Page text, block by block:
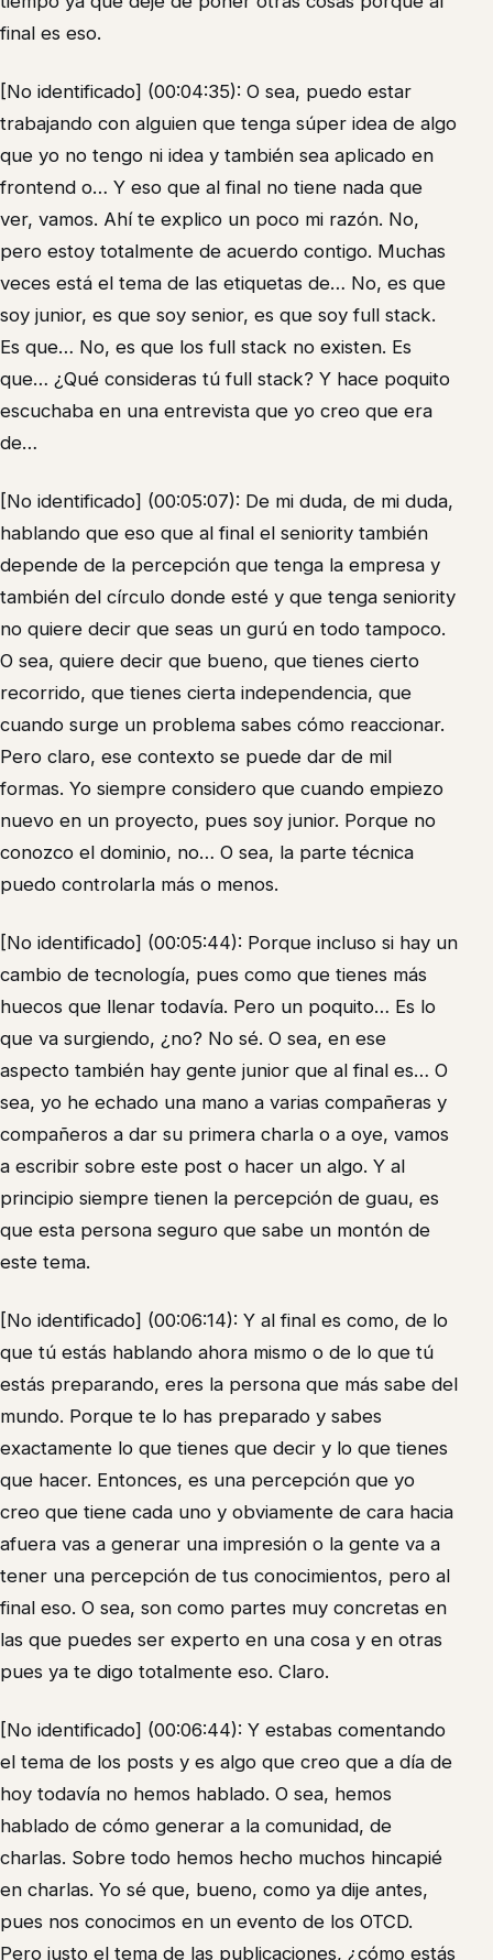
final es eso.
[No identificado] (00:04:35): O sea, puedo estar
trabajando con alguien que tenga súper idea de algo
que yo no tengo ni idea y también sea aplicado en
frontend o… Y eso que al final no tiene nada que
ver, vamos. Ahí te explico un poco mi razón. No,
pero estoy totalmente de acuerdo contigo. Muchas
veces está el tema de las etiquetas de… No, es que
soy junior, es que soy senior, es que soy full stack.
Es que… No, es que los full stack no existen. Es
que… ¿Qué consideras tú full stack? Y hace poquito
escuchaba en una entrevista que yo creo que era
de…
[No identificado] (00:05:07): De mi duda, de mi duda,
hablando que eso que al final el seniority también
depende de la percepción que tenga la empresa y
también del círculo donde esté y que tenga seniority
no quiere decir que seas un gurú en todo tampoco.
O sea, quiere decir que bueno, que tienes cierto
recorrido, que tienes cierta independencia, que
cuando surge un problema sabes cómo reaccionar.
Pero claro, ese contexto se puede dar de mil
formas. Yo siempre considero que cuando empiezo
nuevo en un proyecto, pues soy junior. Porque no
conozco el dominio, no… O sea, la parte técnica
puedo controlarla más o menos.
[No identificado] (00:05:44): Porque incluso si hay un
cambio de tecnología, pues como que tienes más
huecos que llenar todavía. Pero un poquito… Es lo
que va surgiendo, ¿no? No sé. O sea, en ese
aspecto también hay gente junior que al final es… O
sea, yo he echado una mano a varias compañeras y
compañeros a dar su primera charla o a oye, vamos
a escribir sobre este post o hacer un algo. Y al
principio siempre tienen la percepción de guau, es
que esta persona seguro que sabe un montón de
este tema.
[No identificado] (00:06:14): Y al final es como, de lo
que tú estás hablando ahora mismo o de lo que tú
estás preparando, eres la persona que más sabe del
mundo. Porque te lo has preparado y sabes
exactamente lo que tienes que decir y lo que tienes
que hacer. Entonces, es una percepción que yo
creo que tiene cada uno y obviamente de cara hacia
afuera vas a generar una impresión o la gente va a
tener una percepción de tus conocimientos, pero al
final eso. O sea, son como partes muy concretas en
las que puedes ser experto en una cosa y en otras
pues ya te digo totalmente eso. Claro.
[No identificado] (00:06:44): Y estabas comentando
el tema de los posts y es algo que creo que a día de
hoy todavía no hemos hablado. O sea, hemos
hablado de cómo generar a la comunidad, de
charlas. Sobre todo hemos hecho muchos hincapié
en charlas. Yo sé que, bueno, como ya dije antes,
pues nos conocimos en un evento de los OTCD.
Pero justo el tema de las publicaciones, ¿cómo estás